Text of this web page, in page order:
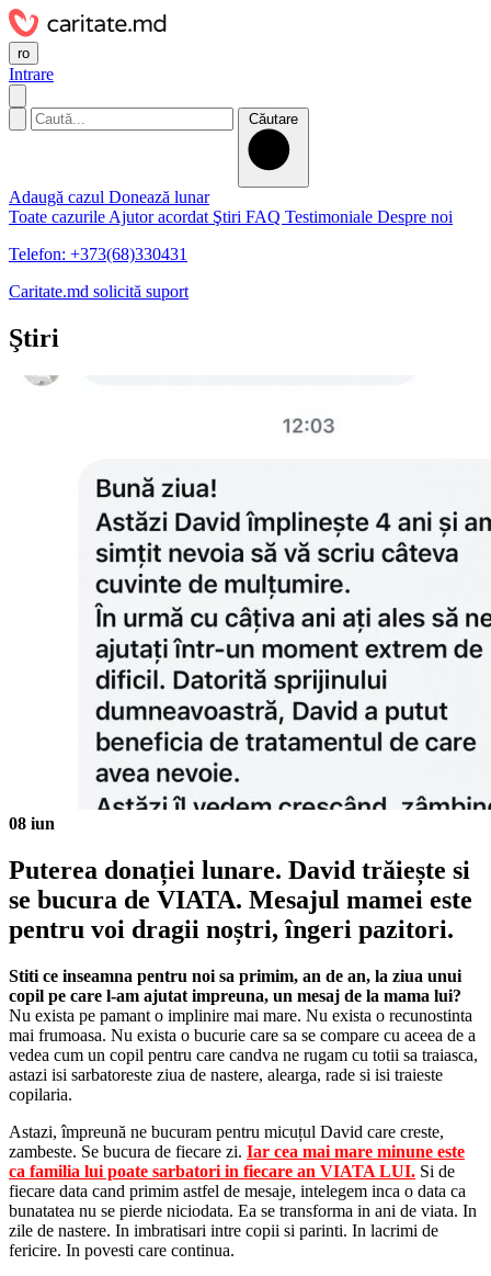
ro
Intrare
Căutare
Adaugă cazul Donează lunar
Toate cazurile Ajutor acordat Ştiri FAQ Testimoniale Despre noi
Telefon: +373(68)330431
Caritate.md solicită suport
Ştiri
08 iun
Puterea donației lunare. David trăiește si
se bucura de VIATA. Mesajul mamei este
pentru voi dragii noștri, îngeri pazitori.
Stiti ce inseamna pentru noi sa primim, an de an, la ziua unui
copil pe care l-am ajutat impreuna, un mesaj de la mama lui?
Nu exista pe pamant o implinire mai mare. Nu exista o recunostinta
mai frumoasa. Nu exista o bucurie care sa se compare cu aceea de a
vedea cum un copil pentru care candva ne rugam cu totii sa traiasca,
astazi isi sarbatoreste ziua de nastere, alearga, rade si isi traieste
copilaria.
Astazi, împreună ne bucuram pentru micuțul David care creste,
zambeste. Se bucura de fiecare zi. Iar cea mai mare minune este
ca familia lui poate sarbatori in fiecare an VIATA LUI. Si de
fiecare data cand primim astfel de mesaje, intelegem inca o data ca
bunatatea nu se pierde niciodata. Ea se transforma in ani de viata. In
zile de nastere. In imbratisari intre copii si parinti. In lacrimi de
fericire. In povesti care continua.